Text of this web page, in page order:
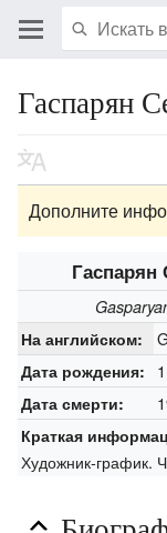
Гаспарян
Дополните
На английском:
Дата рождения:
Дата смерти:
Краткая
Художник-график.